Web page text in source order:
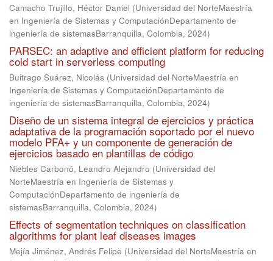
Camacho Trujillo, Héctor Daniel (Universidad del NorteMaestría
en Ingeniería de Sistemas y ComputaciónDepartamento de
ingeniería de sistemasBarranquilla, Colombia, 2024)
PARSEC: an adaptive and efficient platform for reducing
cold start in serverless computing
Buitrago Suárez, Nicolás (Universidad del NorteMaestría en
Ingeniería de Sistemas y ComputaciónDepartamento de
ingeniería de sistemasBarranquilla, Colombia, 2024)
Diseño de un sistema integral de ejercicios y práctica
adaptativa de la programación soportado por el nuevo
modelo PFA+ y un componente de generación de
ejercicios basado en plantillas de código
Niebles Carbonó, Leandro Alejandro (Universidad del
NorteMaestría en Ingeniería de Sistemas y
ComputaciónDepartamento de ingeniería de
sistemasBarranquilla, Colombia, 2024)
Effects of segmentation techniques on classification
algorithms for plant leaf diseases images
Mejía Jiménez, Andrés Felipe (Universidad del NorteMaestría en